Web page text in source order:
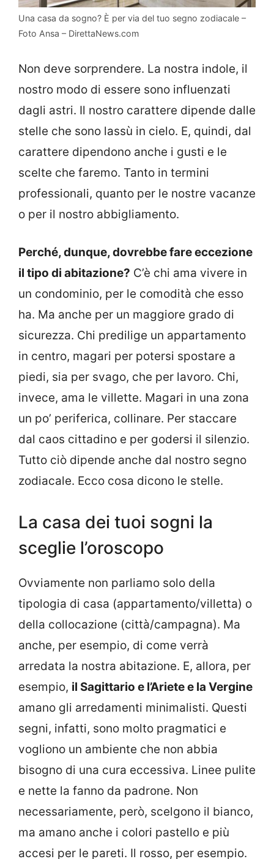
Una casa da sogno? È per via del tuo segno zodiacale –
Foto Ansa – DirettaNews.com
Non deve sorprendere. La nostra indole, il
nostro modo di essere sono influenzati
dagli astri. Il nostro carattere dipende dalle
stelle che sono lassù in cielo. E, quindi, dal
carattere dipendono anche i gusti e le
scelte che faremo. Tanto in termini
professionali, quanto per le nostre vacanze
o per il nostro abbigliamento.
Perché, dunque, dovrebbe fare eccezione
il tipo di abitazione? C’è chi ama vivere in
un condominio, per le comodità che esso
ha. Ma anche per un maggiore grado di
sicurezza. Chi predilige un appartamento
in centro, magari per potersi spostare a
piedi, sia per svago, che per lavoro. Chi,
invece, ama le villette. Magari in una zona
un po’ periferica, collinare. Per staccare
dal caos cittadino e per godersi il silenzio.
Tutto ciò dipende anche dal nostro segno
zodiacale. Ecco cosa dicono le stelle.
La casa dei tuoi sogni la
sceglie l’oroscopo
Ovviamente non parliamo solo della
tipologia di casa (appartamento/villetta) o
della collocazione (città/campagna). Ma
anche, per esempio, di come verrà
arredata la nostra abitazione. E, allora, per
esempio, il Sagittario e l’Ariete e la Vergine
amano gli arredamenti minimalisti. Questi
segni, infatti, sono molto pragmatici e
vogliono un ambiente che non abbia
bisogno di una cura eccessiva. Linee pulite
e nette la fanno da padrone. Non
necessariamente, però, scelgono il bianco,
ma amano anche i colori pastello e più
accesi per le pareti. Il rosso, per esempio.